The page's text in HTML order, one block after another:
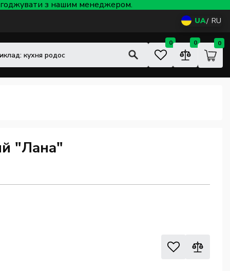
з нашим менеджером.
UA RU
0 0 0
"Лана"